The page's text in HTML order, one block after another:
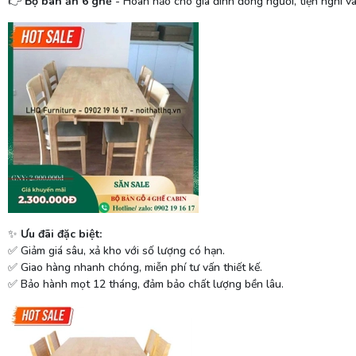
✨ Ưu đãi đặc biệt:
✅ Giảm giá sâu, xả kho với số lượng có hạn.
✅ Giao hàng nhanh chóng, miễn phí tư vấn thiết kế.
✅ Bảo hành mọt 12 tháng, đảm bảo chất lượng bền lâu.